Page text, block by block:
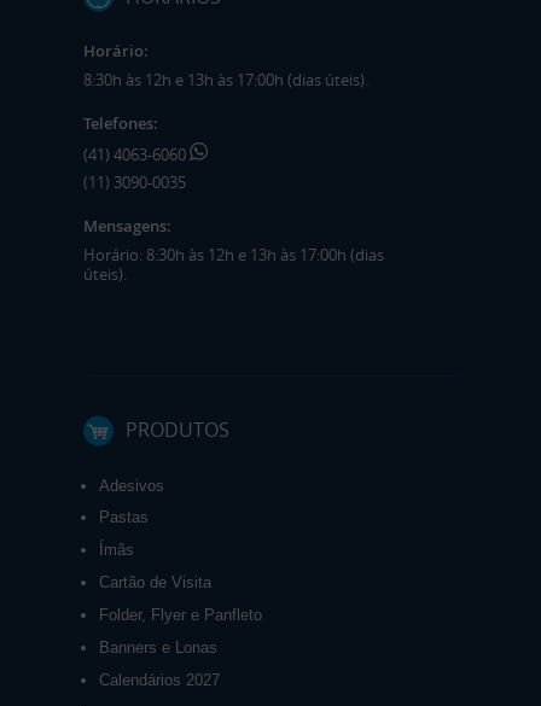
Horário:
8:30h às 12h e 13h às 17:00h (dias úteis).
Telefones:
(41) 4063-6060
(11) 3090-0035
Mensagens:
Horário: 8:30h às 12h e 13h às 17:00h (dias
úteis).
PRODUTOS
Adesivos
Pastas
Ímãs
Cartão de Visita
Folder, Flyer e Panfleto
Banners e Lonas
Calendários 2027